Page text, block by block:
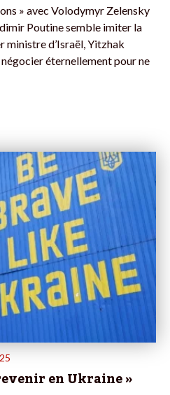
» avec Volodymyr Zelensky
Poutine semble imiter la
ministre d’Israël, Yitzhak
éternellement pour ne
en Ukraine »